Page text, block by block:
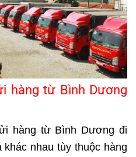
hàng từ Bình Dương
hàng từ Bình Dương đi
nhau tùy thuộc hàng